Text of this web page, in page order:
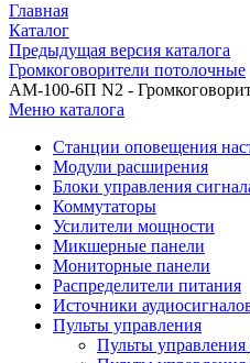
Главная
Каталог
Предыдущая версия каталога
Громкоговорители потолочные
АМ-100-6П N2 -
Меню каталога
Станции оповещения
Модули расширения
Блоки управления
Коммутаторы
Усилители мощности
Микшерные панели
Мониторные панели
Распределители питания
Источники
Пульты управления
Пульты управления